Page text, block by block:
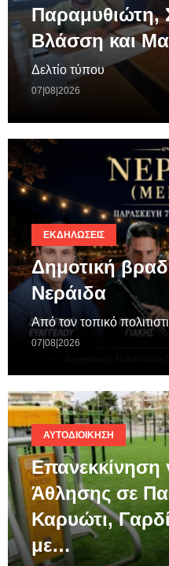
Παραμυθιώτη,
Βλάσση και
Δελτίο τύπου
07|08|2026
ΕΚΔΗΛΏΣΕΙΣ
Δημοτική
Νεράιδα
Από τον τοπικό
07|08|2026
ΑΥΤΟΔΙΟΊΚΗΣΗ
Επανεκκίνηση
Άθλησης σε
Καρυώτι,
με…